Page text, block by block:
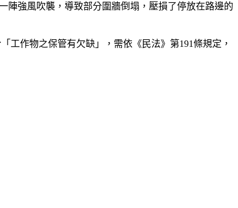
陣強風吹襲，導致部分圍牆倒塌，壓損了停放在路邊的
工作物之保管有欠缺」，需依《民法》第191條規定，